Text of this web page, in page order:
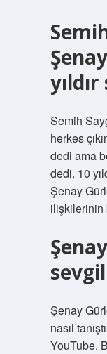
Semih
herkes
dedi ama
dedi. 10
Şenay
ilişkilerinin
Şenay
nasıl
YouTube.